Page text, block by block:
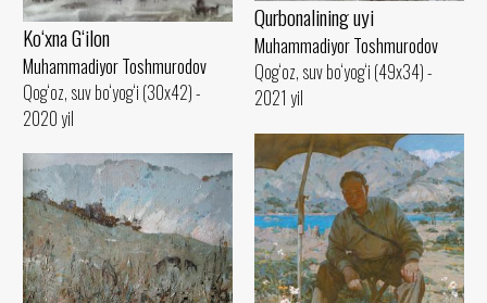
Qurbonalining uyi
Muhammadiyor Toshmurodov
Qog‘oz, suv bo‘yog‘i (49x34) -
2021 yil
Ko‘xna G‘ilon
Muhammadiyor Toshmurodov
Qog‘oz, suv bo‘yog‘i (30x42) -
2020 yil